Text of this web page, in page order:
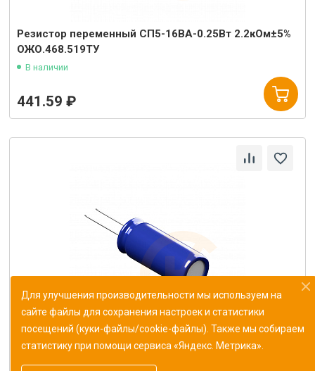
Резистор переменный СП5-16ВА-0.25Вт 2.2кОм±5%
ОЖО.468.519ТУ
В наличии
441.59 ₽
Конденсатор К10-47в-Н90-50В 2.2мкФ±80%/20%
ОЖ0.460.174ТУ
Для улучшения производительности мы используем на
сайте файлы для сохранения настроек и статистики
посещений (куки-файлы/cookie-файлы). Также мы собираем
статистику при помощи сервиса «Яндекс. Метрика».